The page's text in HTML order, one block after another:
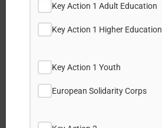
Share this post:
Facebook
X
Key Action 1 Adult Education
Key Action 1 Higher Education
Key Action 1 Youth
European Solidarity Corps